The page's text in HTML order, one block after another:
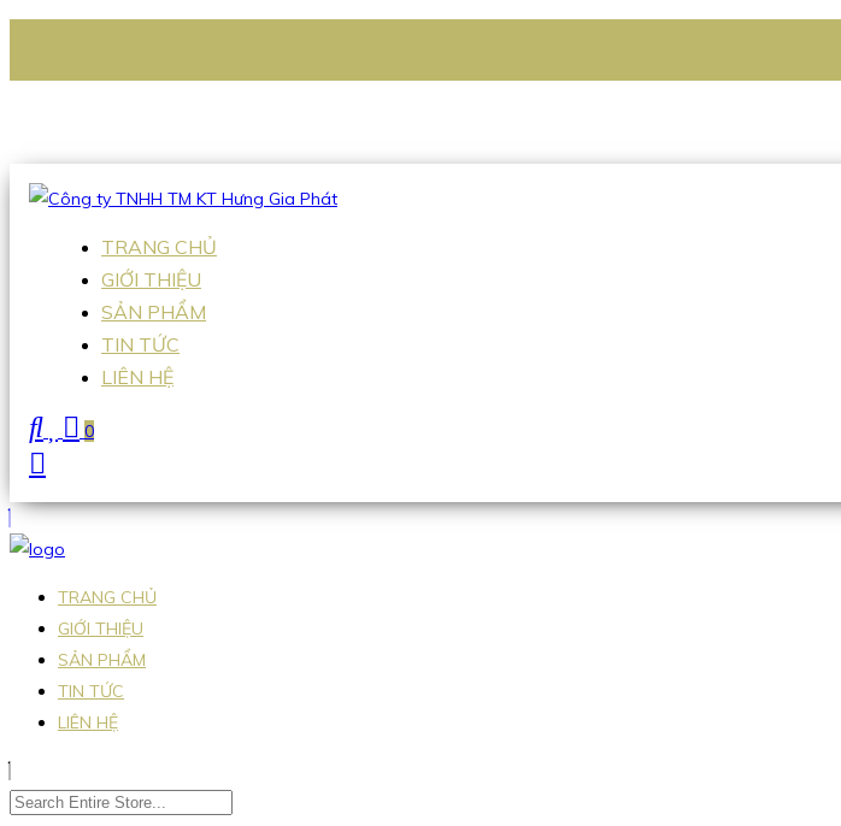
Hotline:0938 336 079
TRANG CHỦ
GIỚI THIỆU
SẢN PHẨM
TIN TỨC
LIÊN HỆ
0
TRANG CHỦ
GIỚI THIỆU
SẢN PHẨM
TIN TỨC
LIÊN HỆ